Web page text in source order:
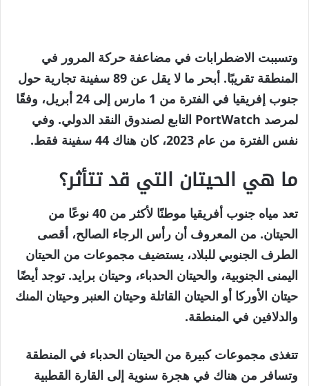
وتسببت الاضطرابات في مضاعفة حركة المرور في
المنطقة تقريبًا. أبحر ما لا يقل عن 89 سفينة تجارية حول
جنوب إفريقيا في الفترة من 1 مارس إلى 24 أبريل، وفقًا
لمرصد PortWatch التابع لصندوق النقد الدولي. وفي
نفس الفترة من عام 2023، كان هناك 44 سفينة فقط.
ما هي الحيتان التي قد تتأثر؟
تعد مياه جنوب أفريقيا موطنًا لأكثر من 40 نوعًا من
الحيتان. من المعروف أن رأس الرجاء الصالح، أقصى
الطرف الجنوبي للبلاد، يستضيف مجموعات من الحيتان
اليمنى الجنوبية، والحيتان الحدباء، وحيتان برايد. توجد أيضًا
حيتان الأوركا أو الحيتان القاتلة وحيتان العنبر وحيتان المنك
والدلافين في المنطقة.
تتغذى مجموعات كبيرة من الحيتان الحدباء في المنطقة
وتسافر من هناك في هجرة سنوية إلى القارة القطبية